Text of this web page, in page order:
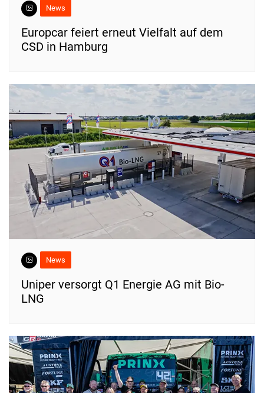
News
Europcar feiert erneut Vielfalt auf dem
CSD in Hamburg
News
Uniper versorgt Q1 Energie AG mit Bio-
LNG